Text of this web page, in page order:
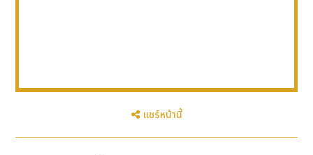
แชร์หน้านี้